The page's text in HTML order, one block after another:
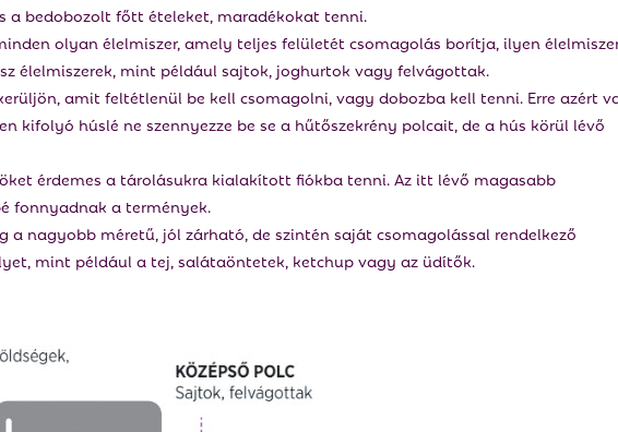
a bedobozolt főtt ételeket, maradékokat tenni.
olyan élelmiszer, amely teljes felületét csomagolás borítja, ilyen
élelmiszerek, mint például sajtok, joghurtok vagy felvágottak.
amit feltétlenül be kell csomagolni, vagy dobozba kell tenni. Erre azért
kifolyó húslé ne szennyezze be se a hűtőszekrény polcait, de a hús körül lévő
érdemes a tárolásukra kialakított fiókba tenni. Az itt lévő magasabb
fonnyadnak a termények.
a nagyobb méretű, jól zárható, de szintén saját csomagolással rendelkező
mint például a tej, salátaöntetek, ketchup vagy az üdítők.